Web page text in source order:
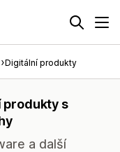
Digitální produkty
produkty s
a další